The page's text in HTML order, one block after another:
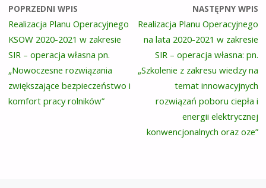
POPRZEDNI WPIS
Realizacja Planu Operacyjnego
KSOW 2020-2021 w zakresie
SIR – operacja własna pn.
„Nowoczesne rozwiązania
zwiększające bezpieczeństwo i
komfort pracy rolników”
NASTĘPNY WPIS
Realizacja Planu Operacyjnego
na lata 2020-2021 w zakresie
SIR – operacja własna: pn.
„Szkolenie z zakresu wiedzy na
temat innowacyjnych
rozwiązań poboru ciepła i
energii elektrycznej
konwencjonalnych oraz oze”